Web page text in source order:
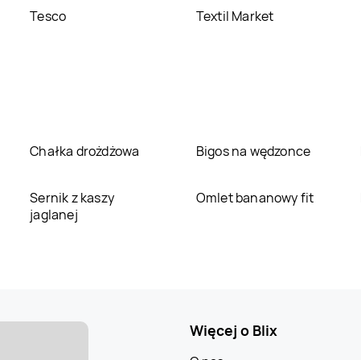
Tesco Textil Market
Chałka drożdżowa Bigos na wędzonce
Sernik z kaszy
jaglanej
Omlet bananowy fit
Więcej o Blix